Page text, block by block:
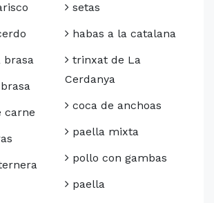
brasa
carne
setas
habas a la catalana
trinxat de La
Cerdanya
coca de anchoas
paella mixta
pollo con gambas
paella